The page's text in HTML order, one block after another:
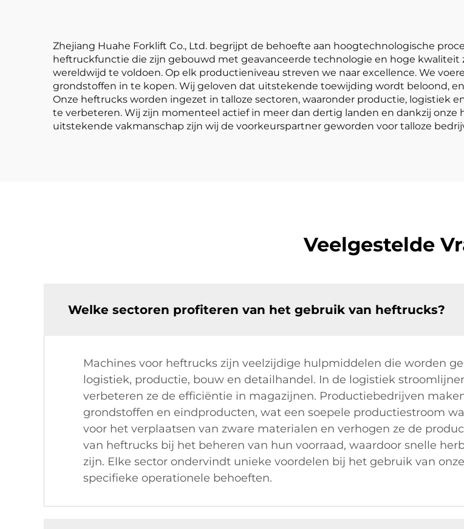
Zhejiang Huahe Forklift Co., Ltd. begrijpt de behoefte aan hoogtechnologische
heftruckfunctie die zijn gebouwd met geavanceerde technologie en hoge kwaliteit
wereldwijd te voldoen. Op elk productieniveau streven we naar excellence. We
grondstoffen in te kopen. Wij geloven dat uitstekende toewijding wordt beloond,
Onze heftrucks worden ingezet in talloze sectoren, waaronder productie, logistiek
te verbeteren. Wij zijn momenteel actief in meer dan dertig landen en dankzij
uitstekende vakmanschap zijn wij de voorkeurspartner geworden voor talloze
Veelgestelde
Welke sectoren profiteren van het gebruik van heftrucks?
Machines voor heftrucks zijn veelzijdige hulpmiddelen die worden
logistiek, productie, bouw en detailhandel. In de logistiek
verbeteren ze de efficiëntie in magazijnen. Productiebedrijven
grondstoffen en eindproducten, wat een soepele productiestroom
voor het verplaatsen van zware materialen en verhogen ze de
van heftrucks bij het beheren van hun voorraad, waardoor snelle
zijn. Elke sector ondervindt unieke voordelen bij het gebruik van
specifieke operationele behoeften.